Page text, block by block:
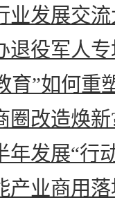
业发展交
退役军人
育”如何重
圈改造焕
年发展“行
产业商用